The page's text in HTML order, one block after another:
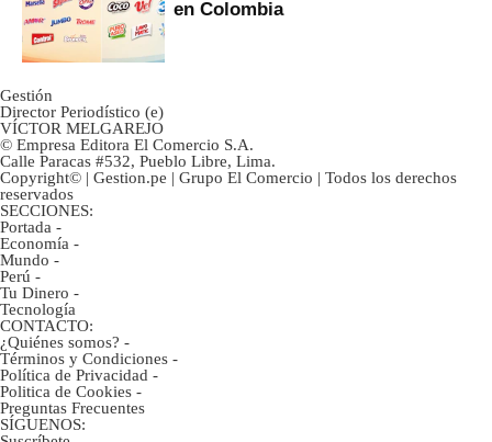
en Colombia
Gestión
Director Periodístico (e)
VÍCTOR MELGAREJO
© Empresa Editora El Comercio S.A.
Calle Paracas #532, Pueblo Libre, Lima.
Copyright© | Gestion.pe | Grupo El Comercio | Todos los derechos
reservados
SECCIONES:
Portada -
Economía -
Mundo -
Perú -
Tu Dinero -
Tecnología
CONTACTO:
¿Quiénes somos? -
Términos y Condiciones -
Política de Privacidad -
Politica de Cookies -
Preguntas Frecuentes
SÍGUENOS: